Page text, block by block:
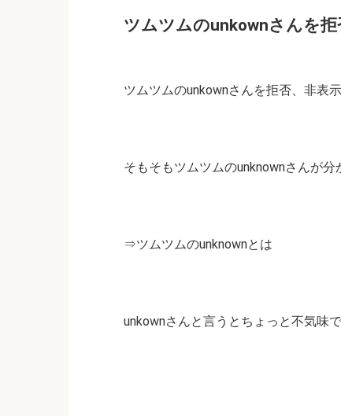
ツムツムのunkownさんを
ツムツムのunkownさんを拒否、非表
そもそもツムツムのunknownさんが
⇒ツムツムのunknownとは
unkownさんと言うとちょっと不気味